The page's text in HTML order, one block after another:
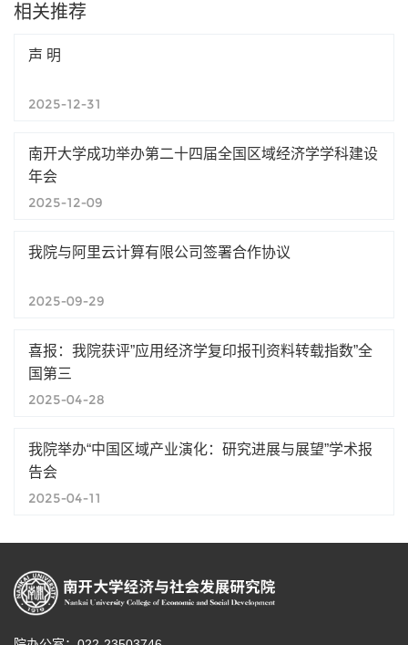
相关推荐
声 明
2025-12-31
南开大学成功举办第二十四届全国区域经济学学科建设
年会
2025-12-09
我院与阿里云计算有限公司签署合作协议
2025-09-29
喜报：我院获评”应用经济学复印报刊资料转载指数”全
国第三
2025-04-28
我院举办“中国区域产业演化：研究进展与展望”学术报
告会
2025-04-11